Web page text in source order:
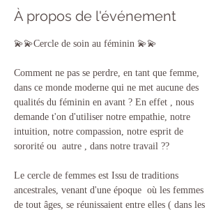
À propos de l'événement
💫​💫​Cercle de soin au féminin 💫​💫​
Comment ne pas se perdre, en tant que femme,
dans ce monde moderne qui ne met aucune des
qualités du féminin en avant ? En effet , nous
demande t'on d'utiliser notre empathie, notre
intuition, notre compassion, notre esprit de
sororité ou  autre , dans notre travail ??
Le cercle de femmes est Issu de traditions
ancestrales, venant d'une époque  où les femmes
de tout âges, se réunissaient entre elles ( dans les